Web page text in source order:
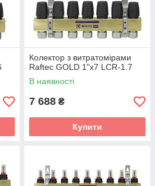
Колектор з витратомірами
Raftec GOLD 1"х7 LCR-1.7
В наявності
7 688 ₴
Купити